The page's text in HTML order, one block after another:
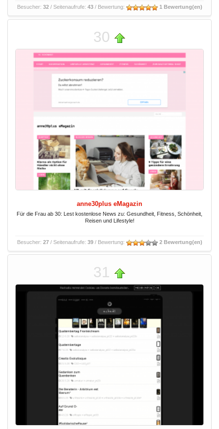
Besucher: 32/ Seitenaufrufe: 43/ Bewertung: 1 Bewertung(en)
30
anne30plus eMagazin
Für die Frau ab 30: Lest kostenlose News zu: Gesundheit, Fitness, Schönheit,
Reisen und Lifestyle!
Besucher: 27/ Seitenaufrufe: 39/ Bewertung: 2 Bewertung(en)
31